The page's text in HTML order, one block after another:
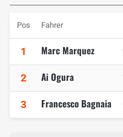
Pos Fahrer
1 Marc Marquez
2 Ai Ogura
3 Francesco Bagnaia